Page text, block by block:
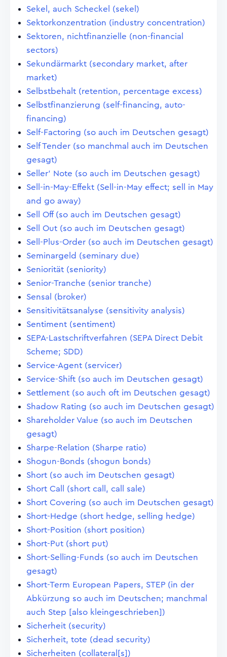
Sekel, auch Scheckel (sekel)
Sektorkonzentration (industry concentration)
Sektoren, nichtfinanzielle (non-financial
sectors)
Sekundärmarkt (secondary market, after
market)
Selbstbehalt (retention, percentage excess)
Selbstfinanzierung (self-financing, auto-
financing)
Self-Factoring (so auch im Deutschen gesagt)
Self Tender (so manchmal auch im Deutschen
gesagt)
Seller' Note (so auch im Deutschen gesagt)
Sell-in-May-Effekt (Sell-in-May effect; sell in May
and go away)
Sell Off (so auch im Deutschen gesagt)
Sell Out (so auch im Deutschen gesagt)
Sell-Plus-Order (so auch im Deutschen gesagt)
Seminargeld (seminary due)
Seniorität (seniority)
Senior-Tranche (senior tranche)
Sensal (broker)
Sensitivitätsanalyse (sensitivity analysis)
Sentiment (sentiment)
SEPA-Lastschriftverfahren (SEPA Direct Debit
Scheme; SDD)
Service-Agent (servicer)
Service-Shift (so auch im Deutschen gesagt)
Settlement (so auch oft im Deutschen gesagt)
Shadow Rating (so auch im Deutschen gesagt)
Shareholder Value (so auch im Deutschen
gesagt)
Sharpe-Relation (Sharpe ratio)
Shogun-Bonds (shogun bonds)
Short (so auch im Deutschen gesagt)
Short Call (short call, call sale)
Short Covering (so auch im Deutschen gesagt)
Short-Hedge (short hedge, selling hedge)
Short-Position (short position)
Short-Put (short put)
Short-Selling-Funds (so auch im Deutschen
gesagt)
Short-Term European Papers, STEP (in der
Abkürzung so auch im Deutschen; manchmal
auch Step [also kleingeschrieben])
Sicherheit (security)
Sicherheit, tote (dead security)
Sicherheiten (collateral[s])